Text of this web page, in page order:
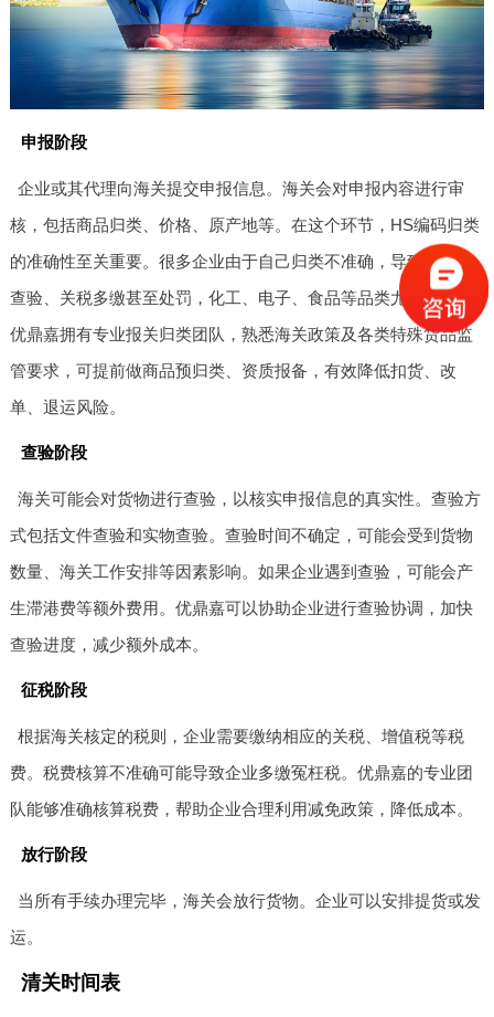
申报阶段
企业或其代理向海关提交申报信息。海关会对申报内容进行审
核，包括商品归类、价格、原产地等。在这个环节，HS编码归类
的准确性至关重要。很多企业由于自己归类不准确，导致退单、
查验、关税多缴甚至处罚，化工、电子、食品等品类尤为突出。
优鼎嘉拥有专业报关归类团队，熟悉海关政策及各类特殊货品监
管要求，可提前做商品预归类、资质报备，有效降低扣货、改
单、退运风险。
查验阶段
海关可能会对货物进行查验，以核实申报信息的真实性。查验方
式包括文件查验和实物查验。查验时间不确定，可能会受到货物
数量、海关工作安排等因素影响。如果企业遇到查验，可能会产
生滞港费等额外费用。优鼎嘉可以协助企业进行查验协调，加快
查验进度，减少额外成本。
征税阶段
根据海关核定的税则，企业需要缴纳相应的关税、增值税等税
费。税费核算不准确可能导致企业多缴冤枉税。优鼎嘉的专业团
队能够准确核算税费，帮助企业合理利用减免政策，降低成本。
放行阶段
当所有手续办理完毕，海关会放行货物。企业可以安排提货或发
运。
清关时间表